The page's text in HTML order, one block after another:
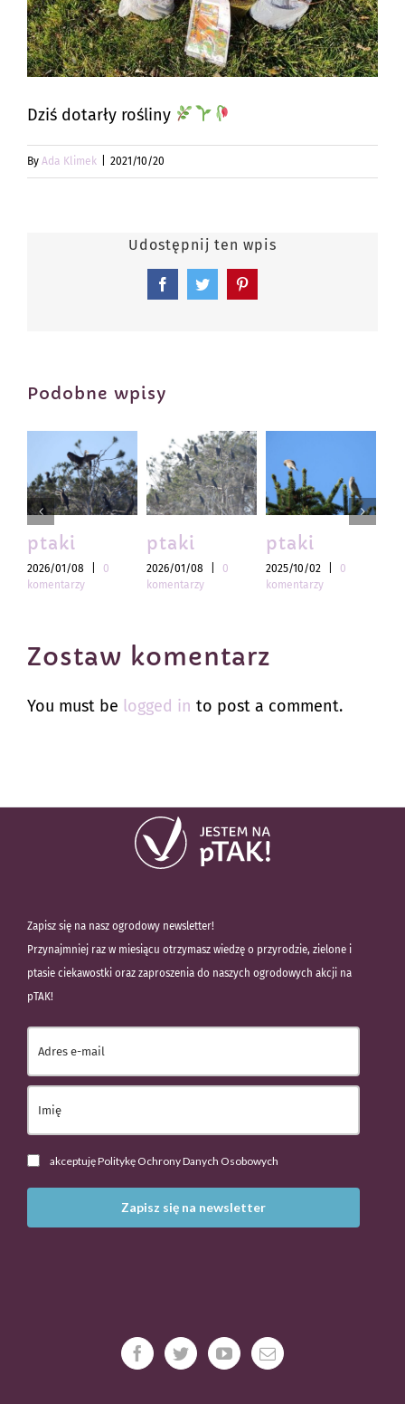
Dziś dotarły rośliny
By Ada Klimek 2021/10/20
Udostępnij ten wpis
FacebookTwitterPinterest
Podobne wpisy
ptaki
2026/01/08
0
komentarzy
ptaki
2026/01/08
0
komentarzy
ptaki
2025/10/02
0
komentarzy
Zostaw komentarz
You must be logged in to post a comment.
Zapisz się na nasz ogrodowy newsletter!
Przynajmniej raz w miesiącu otrzymasz wiedzę o przyrodzie, zielone i
ptasie ciekawostki oraz zaproszenia do naszych ogrodowych akcji na
pTAK!
akceptuję Politykę Ochrony Danych Osobowych
Zapisz się na newsletter